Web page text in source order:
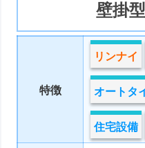
壁掛
特徴
リンナイ
オートタ
住宅設備